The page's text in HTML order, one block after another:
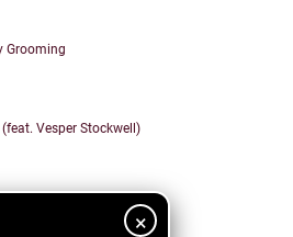
×
Grooming
Vesper Stockwell)